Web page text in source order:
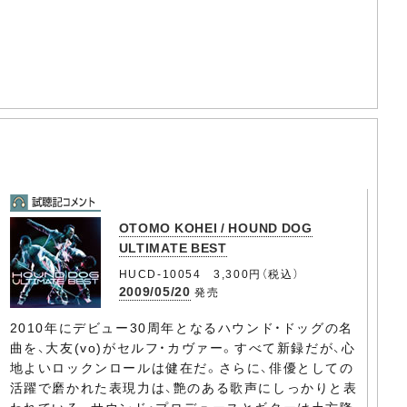
OTOMO KOHEI / HOUND DOG
ULTIMATE BEST
HUCD-10054 3,300円（税込）
2009/05/20 発売
2010年にデビュー30周年となるハウンド・ドッグの名
曲を、大友(vo)がセルフ・カヴァー。すべて新録だが、心
地よいロックンロールは健在だ。さらに、俳優としての
活躍で磨かれた表現力は、艶のある歌声にしっかりと表